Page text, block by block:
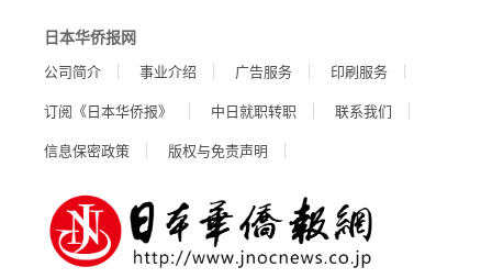
日本华侨报网
公司简介 事业介绍 广告服务
印刷服务
订阅《日本华侨报》
中日就职转职
联系我们
信息保密政策
版权与免责声明